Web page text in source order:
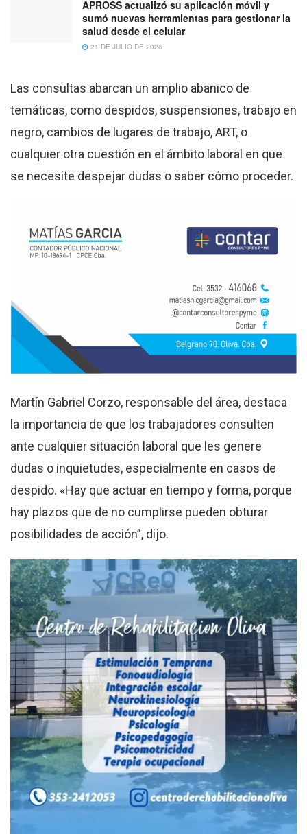
APROSS actualizó su aplicación móvil y
sumó nuevas herramientas para gestionar la
salud desde el celular
21 DE JULIO DE 2026
Las consultas abarcan un amplio abanico de
temáticas, como despidos, suspensiones, trabajo en
negro, cambios de lugares de trabajo, ART, o
cualquier otra cuestión en el ámbito laboral en que
se necesite despejar dudas o saber cómo proceder.
Martín Gabriel Corzo, responsable del área, destaca
la importancia de que los trabajadores consulten
ante cualquier situación laboral que les genere
dudas o inquietudes, especialmente en casos de
despido. «Hay que actuar en tiempo y forma, porque
hay plazos que de no cumplirse pueden obturar
posibilidades de acción”, dijo.